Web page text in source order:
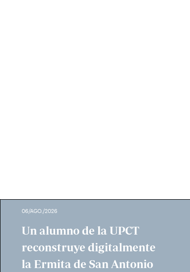
06/AGO./2026
Un alumno de la UPCT
reconstruye digitalmente
la Ermita de San Antonio